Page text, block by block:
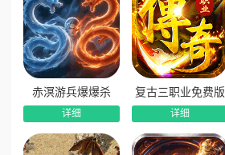
赤溟游兵爆爆杀
详细
复古三职业免费版
详细